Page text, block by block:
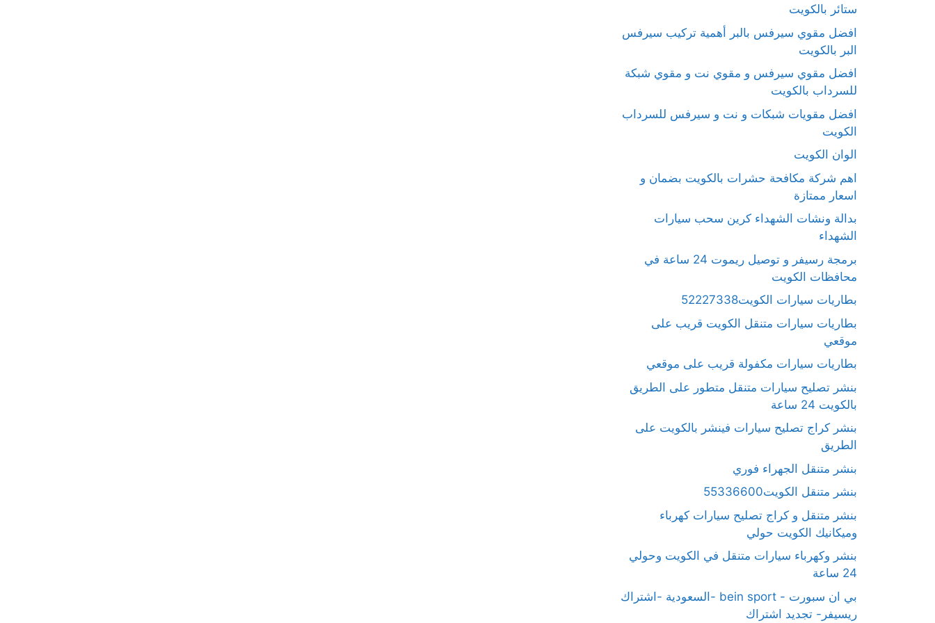
ستائر بالكويت
افضل مقوي سيرفس بالبر أهمية تركيب سيرفس
البر بالكويت
افضل مقوي سيرفس و مقوي نت و مقوي شبكة
للسرداب بالكويت
افضل مقويات شبكات و نت و سيرفس للسرداب
الكويت
الوان الكويت
اهم شركة مكافحة حشرات بالكويت بضمان و
اسعار ممتازة
بدالة ونشات الشهداء كرين سحب سيارات
الشهداء
برمجة رسيفر و توصيل ريموت 24 ساعة في
محافظات الكويت
بطاريات سيارات الكويت52227338
بطاريات سيارات متنقل الكويت قريب على
موقعي
بطاريات سيارات مكفولة قريب على موقعي
بنشر تصليح سيارات متنقل متطور على الطريق
بالكويت 24 ساعة
بنشر كراج تصليح سيارات فينشر بالكويت على
الطريق
بنشر متنقل الجهراء فوري
بنشر متنقل الكويت55336600
بنشر متنقل و كراج تصليح سيارات كهرباء
وميكانيك الكويت حولي
بنشر وكهرباء سيارات متنقل في الكويت وحولي
24 ساعة
بي ان سبورت - bein sport -السعودية -اشتراك
ريسيفر- تجديد اشتراك